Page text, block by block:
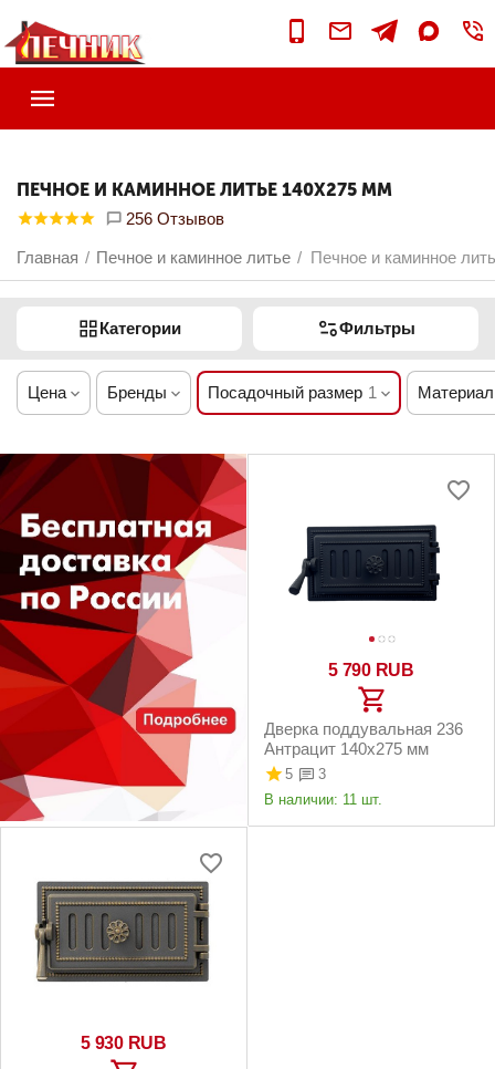
ПЕЧНОЕ И КАМИННОЕ ЛИТЬЕ 140Х275 ММ
256 Отзывов
Главная / Печное и каминное литье / Печное и каминное
Категории Фильтры
Цена Бренды Посадочный размер 1 Материал
5 790 RUB
Дверка поддувальная 236
Антрацит 140х275 мм
5
3
В наличии: 11 шт.
5 930 RUB